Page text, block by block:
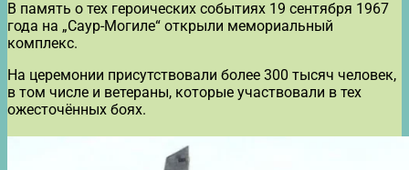
В память о тех героических событиях 19 сентября 1967
года на „Саур-Могиле“ открыли мемориальный
комплекс.
На церемонии присутствовали более 300 тысяч человек,
в том числе и ветераны, которые участвовали в тех
ожесточённых боях.